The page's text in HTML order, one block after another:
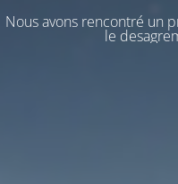
Nous avons rencontré un
le